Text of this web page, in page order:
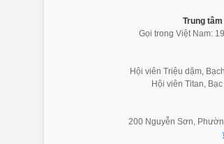
Trung
Gọi trong Việt Nam:
Hội viên Triệu dặm,
Hội viên Titan,
200 Nguyễn Sơn,